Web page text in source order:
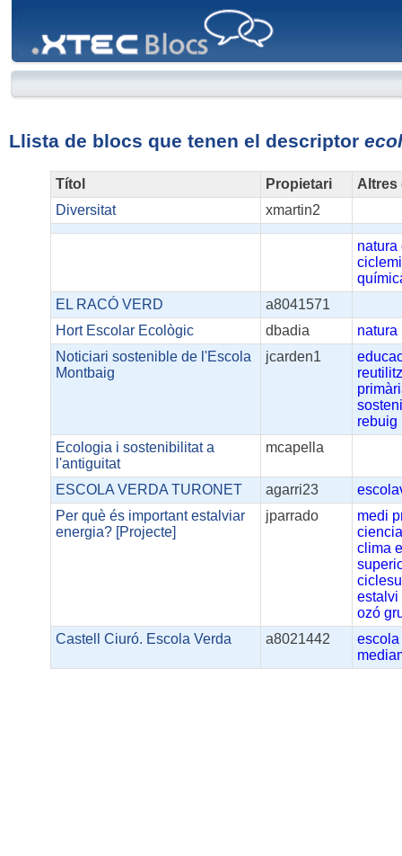
Llista de blocs que tenen el descriptor
Títol Propietari
Altres
Diversitat
xmartin2
natura
EL RACÓ VERD
a8041571
Hort Escolar Ecològic
dbadia natura
Noticiari sostenible de l'Escola
Montbaig
jcarden1
rebuig
Ecologia i sostenibilitat a
l'antiguitat
mcapella
ESCOLA VERDA TURONET agarri23
Per què és important estalviar
energia? [Projecte]
jparrado medi
clima
estalvi
ozó
Castell Ciuró. Escola Verda
a8021442
escola